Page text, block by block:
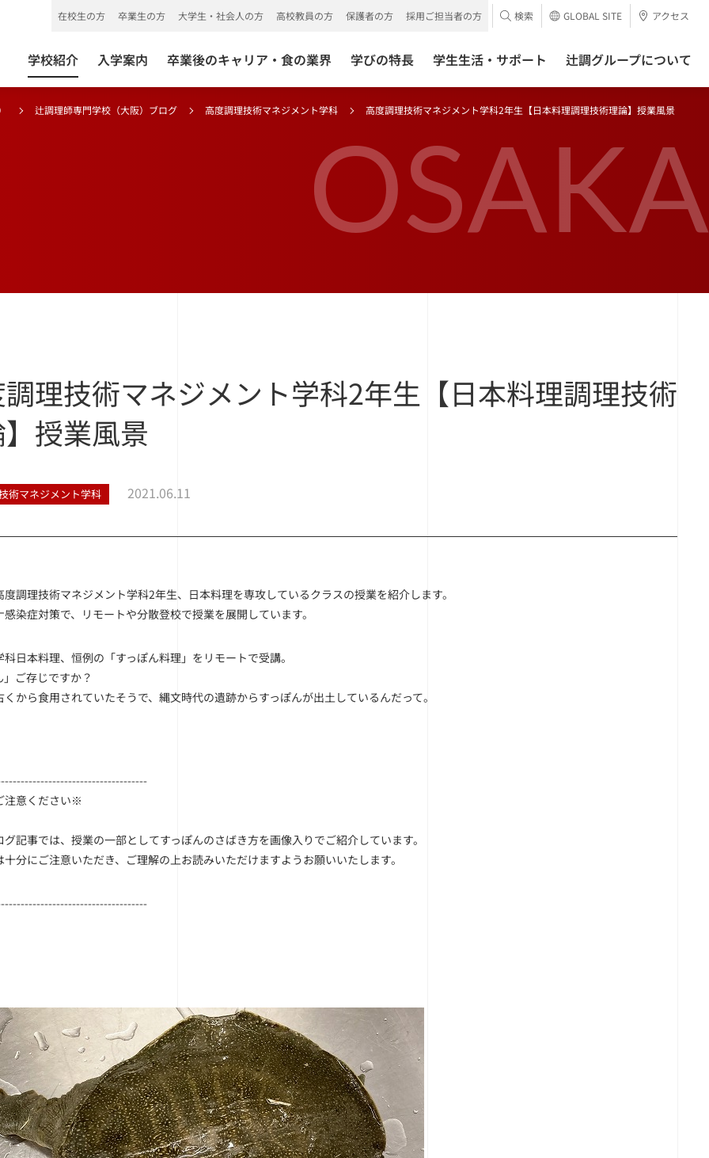
学校紹介 入学案内 卒業後のキャリア・食の業界 学びの特長 学生生活・サポート 辻調グループについて
在校生の方 卒業生の方 大学生・社会人の方 高校教員の方 保護者の方 採用ご担当者の方 検索 GLOBAL SITE アクセス
OSAKA
辻調理師専門学校（大阪）ブログ 高度調理技術マネジメント学科 高度調理技術マネジメント学科2年生【日本料理調理技術理論】授業風景
理技術マネジメント学科2年生【日本料理調理技術
授業風景
術マネジメント学科 2021.06.11
度調理技術マネジメント学科2年生、日本料理を専攻しているクラスの授業を紹介します。
染症対策で、リモートや分散登校で授業を展開しています。
日本料理、恒例の「すっぽん料理」をリモートで受講。
ご存じですか？
から食用されていたそうで、縄文時代の遺跡からすっぽんが出土しているんだって。
意ください※
グ記事では、授業の一部としてすっぽんのさばき方を画像入りでご紹介しています。
分にご注意いただき、ご理解の上お読みいただけますようお願いいたします。